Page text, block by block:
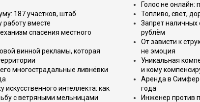
187 участков, штаб
вместе
спасения местного
винной рекламы, которая
многострадальные ливнёвки
интеллекта: как
с ветряными мельницами
Голос не онлайн:
Топливо, свет,
Запрет наличных
рублём
От зависти к
не эмоция
Уникальная
и кому
Аренда в
года
Инженер против